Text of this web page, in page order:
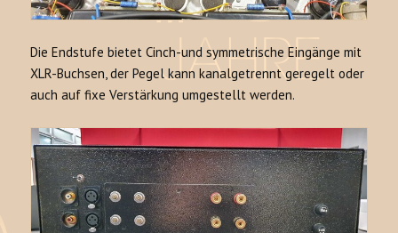
Die Endstufe bietet Cinch-und symmetrische Eingänge mit
XLR-Buchsen, der Pegel kann kanalgetrennt geregelt oder
auch auf fixe Verstärkung umgestellt werden.